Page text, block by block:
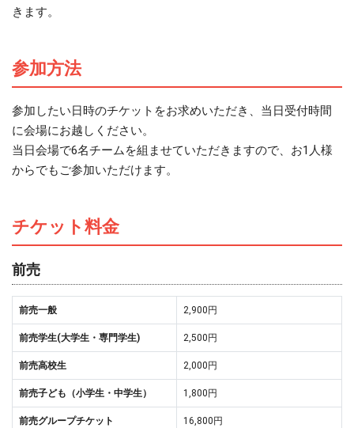
きます。
参加方法
参加したい日時のチケットをお求めいただき、当日受付時間
に会場にお越しください。
当日会場で6名チームを組ませていただきますので、お1人様
からでもご参加いただけます。
チケット料金
前売
前売一般 2,900円
前売学生(大学生・専門学生) 2,500円
前売高校生 2,000円
前売子ども（小学生・中学生） 1,800円
前売グループチケット 16,800円